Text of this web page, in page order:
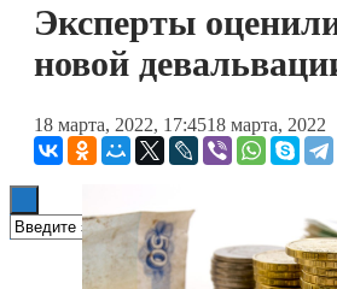
Книги
Эксперты
новой
18 марта, 2022, 17:4518 марта, 2022